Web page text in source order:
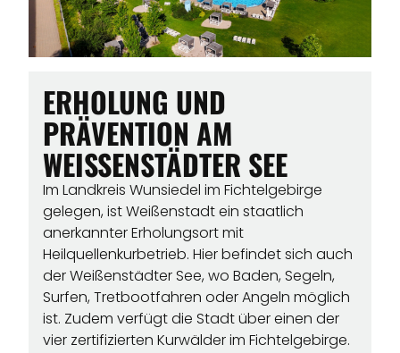
ERHOLUNG UND
PRÄVENTION AM
WEISSENSTÄDTER SEE
Im Landkreis Wunsiedel im Fichtelgebirge
gelegen, ist Weißenstadt ein staatlich
anerkannter Erholungsort mit
Heilquellenkurbetrieb. Hier befindet sich auch
der Weißenstädter See, wo Baden, Segeln,
Surfen, Tretbootfahren oder Angeln möglich
ist. Zudem verfügt die Stadt über einen der
vier zertifizierten Kurwälder im Fichtelgebirge.